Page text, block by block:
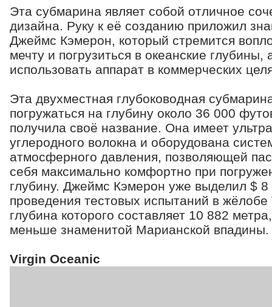
Эта субмарина являет собой отличное
дизайна. Руку к её созданию приложил
Джеймс Кэмерон, который стремится
мечту и погрузиться в океанские глубины,
использовать аппарат в коммерческих
Эта двухместная глубоководная
погружаться на глубину около 36 000
получила своё название. Она имеет
углеродного волокна и оборудована
атмосферного давления, позволяющей
себя максимально комфортно при
глубину. Джеймс Кэмерон уже выделил $
проведения тестовых испытаний в
глубина которого составляет 10 882
меньше знаменитой Марианской впадины.
Virgin Oceanic